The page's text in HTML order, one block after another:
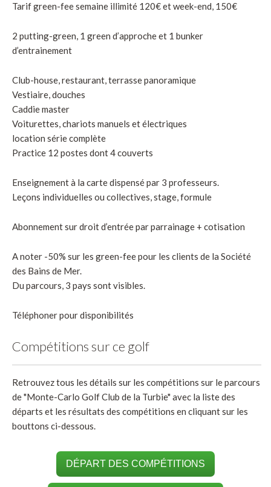
Tarif green-fee semaine illimité 120€ et week-end, 150€
2 putting-green, 1 green d’approche et 1 bunker
d’entrainement
Club-house, restaurant, terrasse panoramique
Vestiaire, douches
Caddie master
Voiturettes, chariots manuels et électriques
location série complète
Practice 12 postes dont 4 couverts
Enseignement à la carte dispensé par 3 professeurs.
Leçons individuelles ou collectives, stage, formule
Abonnement sur droit d’entrée par parrainage + cotisation
A noter -50% sur les green-fee pour les clients de la Société
des Bains de Mer.
Du parcours, 3 pays sont visibles.
Téléphoner pour disponibilités
Compétitions sur ce golf
Retrouvez tous les détails sur les compétitions sur le parcours
de "Monte-Carlo Golf Club de la Turbie" avec la liste des
départs et les résultats des compétitions en cliquant sur les
bouttons ci-dessous.
DÉPART DES COMPÉTITIONS